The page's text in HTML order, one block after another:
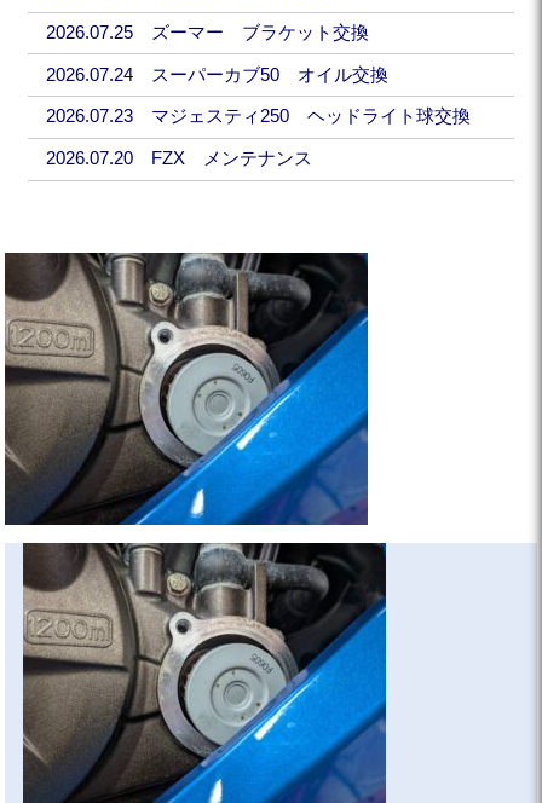
2026.07.25 ズーマー ブラケット交換
2026.07.24 スーパーカブ50 オイル交換
2026.07.23 マジェスティ250 ヘッドライト球交換
2026.07.20 FZX メンテナンス